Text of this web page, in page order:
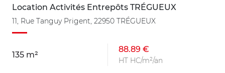
Location Activités Entrepôts TRÉGUEUX
11, Rue Tanguy Prigent, 22950 TRÉGUEUX
135 m²
88.89 €
HT HC/m²/an